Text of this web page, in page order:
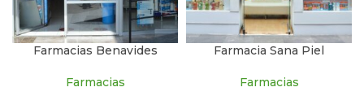
Farmacias Benavides
Farmacias
Farmacia Sana Piel
Farmacias